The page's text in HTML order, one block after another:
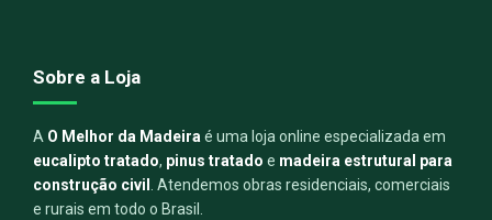
Sobre a Loja
A O Melhor da Madeira é uma loja online especializada em
eucalipto tratado, pinus tratado e madeira estrutural para
construção civil
. Atendemos obras residenciais, comerciais
e rurais em todo o Brasil.